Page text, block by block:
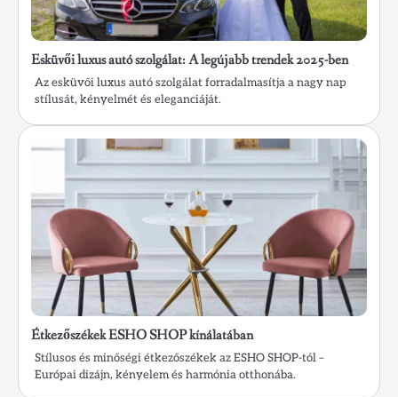
Esküvői luxus autó szolgálat: A legújabb trendek 2025-ben
Az esküvői luxus autó szolgálat forradalmasítja a nagy nap
stílusát, kényelmét és eleganciáját.
Étkezőszékek ESHO SHOP kínálatában
Stílusos és minőségi étkezőszékek az ESHO SHOP-tól –
Európai dizájn, kényelem és harmónia otthonába.